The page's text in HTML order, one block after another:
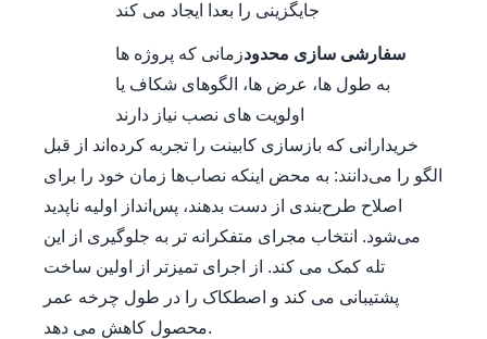
جایگزینی را بعدا ایجاد می کند
سفارشی سازی محدودزمانی که پروژه ها
به طول ها، عرض ها، الگوهای شکاف یا
اولویت های نصب نیاز دارند
خریدارانی که بازسازی کابینت را تجربه کرده‌اند از قبل
الگو را می‌دانند: به محض اینکه نصاب‌ها زمان خود را برای
اصلاح طرح‌بندی از دست بدهند، پس‌انداز اولیه ناپدید
می‌شود. انتخاب مجرای متفکرانه تر به جلوگیری از این
تله کمک می کند. از اجرای تمیزتر از اولین ساخت
پشتیبانی می کند و اصطکاک را در طول چرخه عمر
محصول کاهش می دهد.